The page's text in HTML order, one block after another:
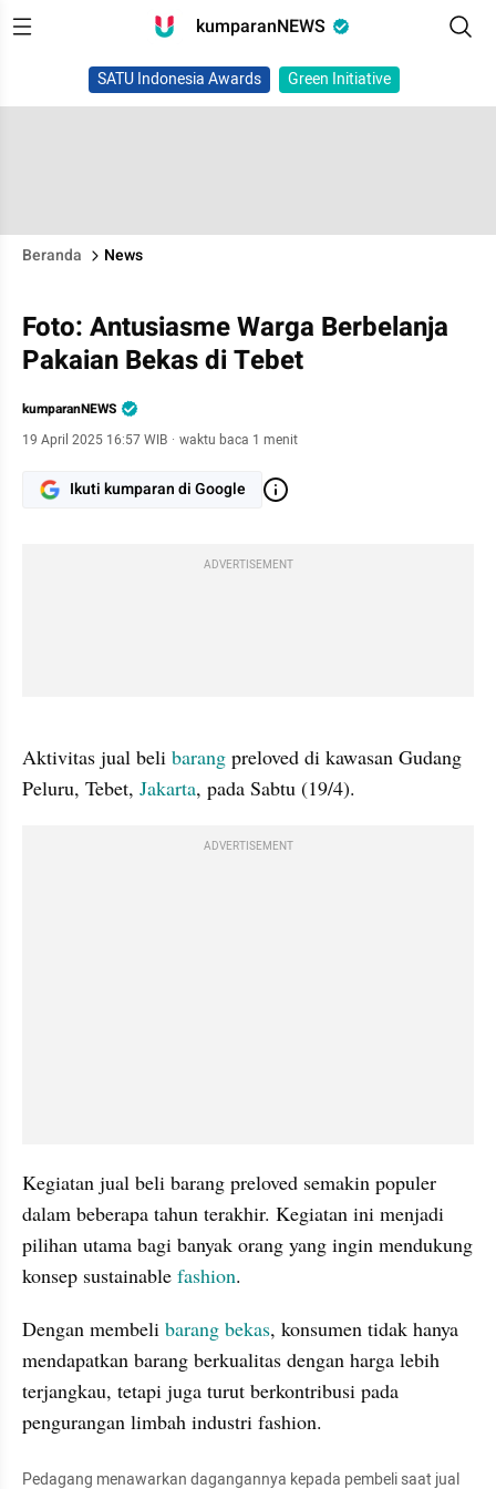
kumparanNEWS
SATU Indonesia Awards Green Initiative
Beranda News
Foto: Antusiasme Warga Berbelanja
Pakaian Bekas di Tebet
kumparanNEWS
19 April 2025 16:57 WIB · waktu baca 1 menit
Ikuti kumparan di Google
ADVERTISEMENT
Aktivitas jual beli barang preloved di kawasan Gudang
Peluru, Tebet, Jakarta, pada Sabtu (19/4).
ADVERTISEMENT
Kegiatan jual beli barang preloved semakin populer
dalam beberapa tahun terakhir. Kegiatan ini menjadi
pilihan utama bagi banyak orang yang ingin mendukung
konsep sustainable fashion.
Dengan membeli barang bekas, konsumen tidak hanya
mendapatkan barang berkualitas dengan harga lebih
terjangkau, tetapi juga turut berkontribusi pada
pengurangan limbah industri fashion.
Pedagang menawarkan dagangannya kepada pembeli saat jual